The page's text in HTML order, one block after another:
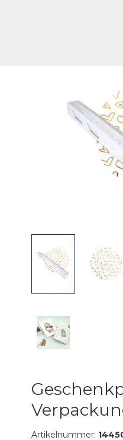
Artikelnummer: